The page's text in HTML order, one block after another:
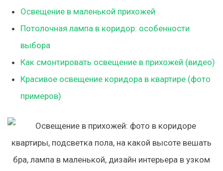
Освещение в маленькой прихожей
Потолочная лампа в коридор: особенности
выбора
Как смонтировать освещение в прихожей (видео)
Красивое освещение коридора в квартире (фото
примеров)